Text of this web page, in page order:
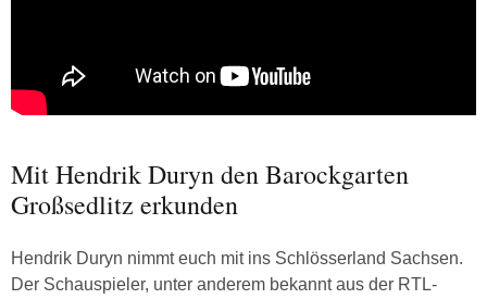
Mit Hendrik Duryn den Barockgarten
Großsedlitz erkunden
Hendrik Duryn nimmt euch mit ins Schlösserland Sachsen.
Der Schauspieler, unter anderem bekannt aus der RTL-